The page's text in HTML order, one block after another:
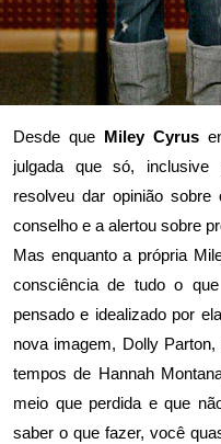
Desde que Miley Cyrus
julgada que só,
resolveu dar opinião sobre
conselho e a alertou sobre
Mas enquanto a própria
consciência de tudo o
pensado e idealizado por
nova imagem, Dolly Parton,
tempos de Hannah
meio que perdida e que
saber o que fazer, você